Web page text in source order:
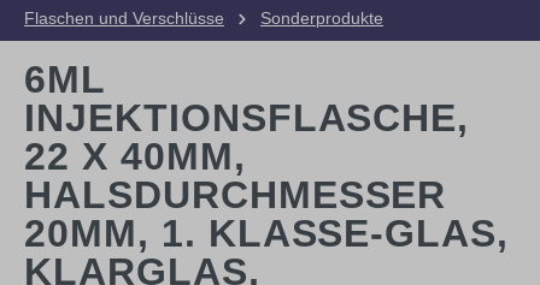
Flaschen und Verschlüsse Sonderprodukte
6ML
INJEKTIONSFLASCHE,
22 X 40MM,
HALSDURCHMESSER
20MM, 1. KLASSE-GLAS,
KLARGLAS,